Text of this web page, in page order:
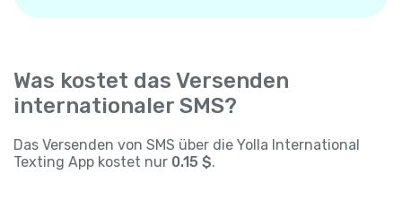
Was kostet das Versenden
internationaler SMS?
Das Versenden von SMS über die Yolla International
Texting App kostet nur 0.15 $.